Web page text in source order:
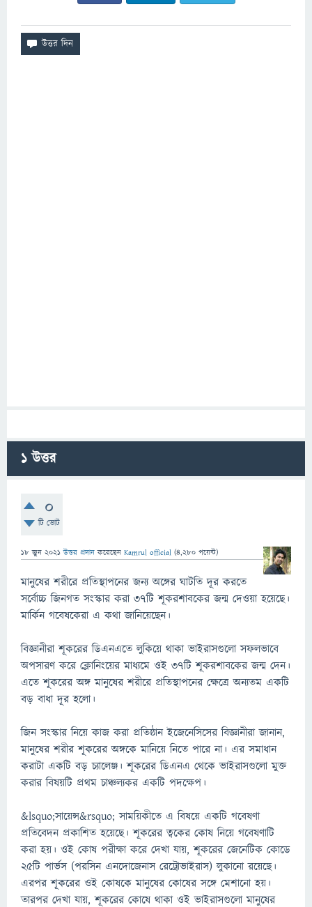
1উত্তর
0
টি ভোট
18 জুন 2021 উত্তর প্রদান করেছেন Kamrul official (4,280 পয়েন্ট)
মানুষের শরীরে প্রতিস্থাপনের জন্য অঙ্গের ঘাটতি দূর করতে
সর্বোচ্চ জিনগত সংস্কার করা ৩৭টি শূকরশাবকের জন্ম দেওয়া হয়েছে।
মার্কিন গবেষকেরা এ কথা জানিয়েছেন।
বিজ্ঞানীরা শূকরের ডিএনএতে লুকিয়ে থাকা ভাইরাসগুলো সফলভাবে
অপসারণ করে ক্লোনিংয়ের মাধ্যমে ওই ৩৭টি শূকরশাবকের জন্ম দেন।
এতে শূকরের অঙ্গ মানুষের শরীরে প্রতিস্থাপনের ক্ষেত্রে অন্যতম একটি
বড় বাধা দূর হলো।
জিন সংস্কার নিয়ে কাজ করা প্রতিষ্ঠান ইজেনেসিসের বিজ্ঞানীরা জানান,
মানুষের শরীর শূকরের অঙ্গকে মানিয়ে নিতে পারে না। এর সমাধান
করাটা একটি বড় চ্যালেঞ্জ। শূকরের ডিএনএ থেকে ভাইরাসগুলো মুক্ত
করার বিষয়টি প্রথম চাঞ্চল্যকর একটি পদক্ষেপ।
&lsquo;সায়েন্স&rsquo; সাময়িকীতে এ বিষয়ে একটি গবেষণা
প্রতিবেদন প্রকাশিত হয়েছে। শূকরের ত্বকের কোষ নিয়ে গবেষণাটি
করা হয়। ওই কোষ পরীক্ষা করে দেখা যায়, শূকরের জেনেটিক কোডে
২৫টি পার্ভস (পরসিন এনদোজেনাস রেট্রোভাইরাস) লুকানো রয়েছে।
এরপর শূকরের ওই কোষকে মানুষের কোষের সঙ্গে মেশানো হয়।
তারপর দেখা যায়, শূকরের কোষে থাকা ওই ভাইরাসগুলো মানুষের